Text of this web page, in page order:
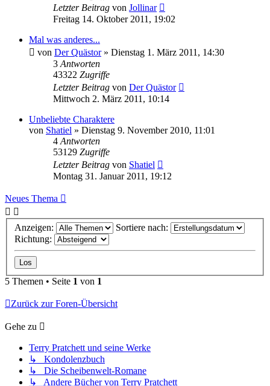
Letzter Beitrag von Jollinar
Freitag 14. Oktober 2011, 19:02
Mal was anderes...
von Der Quästor» Dienstag 1. März 2011, 14:30
3 Antworten
43322 Zugriffe
Letzter Beitrag von Der Quästor
Mittwoch 2. März 2011, 10:14
Unbeliebte Charaktere
von Shatiel » Dienstag 9. November 2010, 11:01
4 Antworten
53129 Zugriffe
Letzter Beitrag von Shatiel
Montag 31. Januar 2011, 19:12
Neues Thema
Anzeigen:
Sortiere nach:
Richtung:
5 Themen • Seite 1 von 1
Zurück zur Foren-Übersicht
Gehe zu
Terry Pratchett und seine Werke
↳ Kondolenzbuch
↳ Die Scheibenwelt-Romane
↳ Andere Bücher von Terry Pratchett